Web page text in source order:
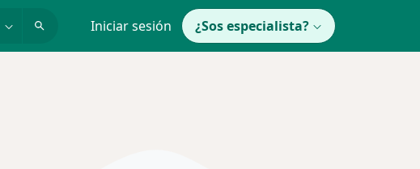
Iniciar sesión ¿Sos especialista?